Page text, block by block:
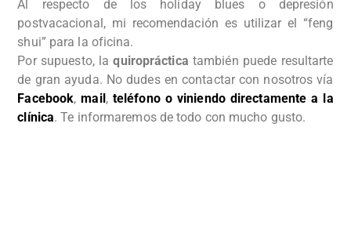
Al respecto de los holiday blues o depresión
postvacacional, mi recomendación es utilizar el “feng
shui” para la oficina.
Por supuesto, laquiropráctica también puede resultarte
de gran ayuda. No dudes en contactar con nosotros vía
Facebook,mail, teléfono o viniendo directamente a la
clínica. Te informaremos de todo con mucho gusto.